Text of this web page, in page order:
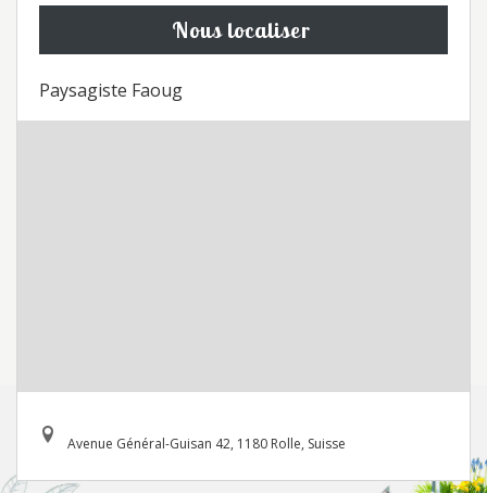
Nous localiser
Paysagiste Faoug
Avenue Général-Guisan 42, 1180 Rolle, Suisse